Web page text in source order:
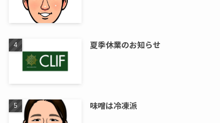
夏季休業のお知らせ
味噌は冷凍派